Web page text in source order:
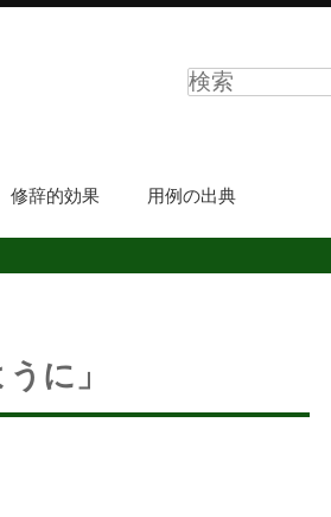
修辞的効果 用例の出典
に」